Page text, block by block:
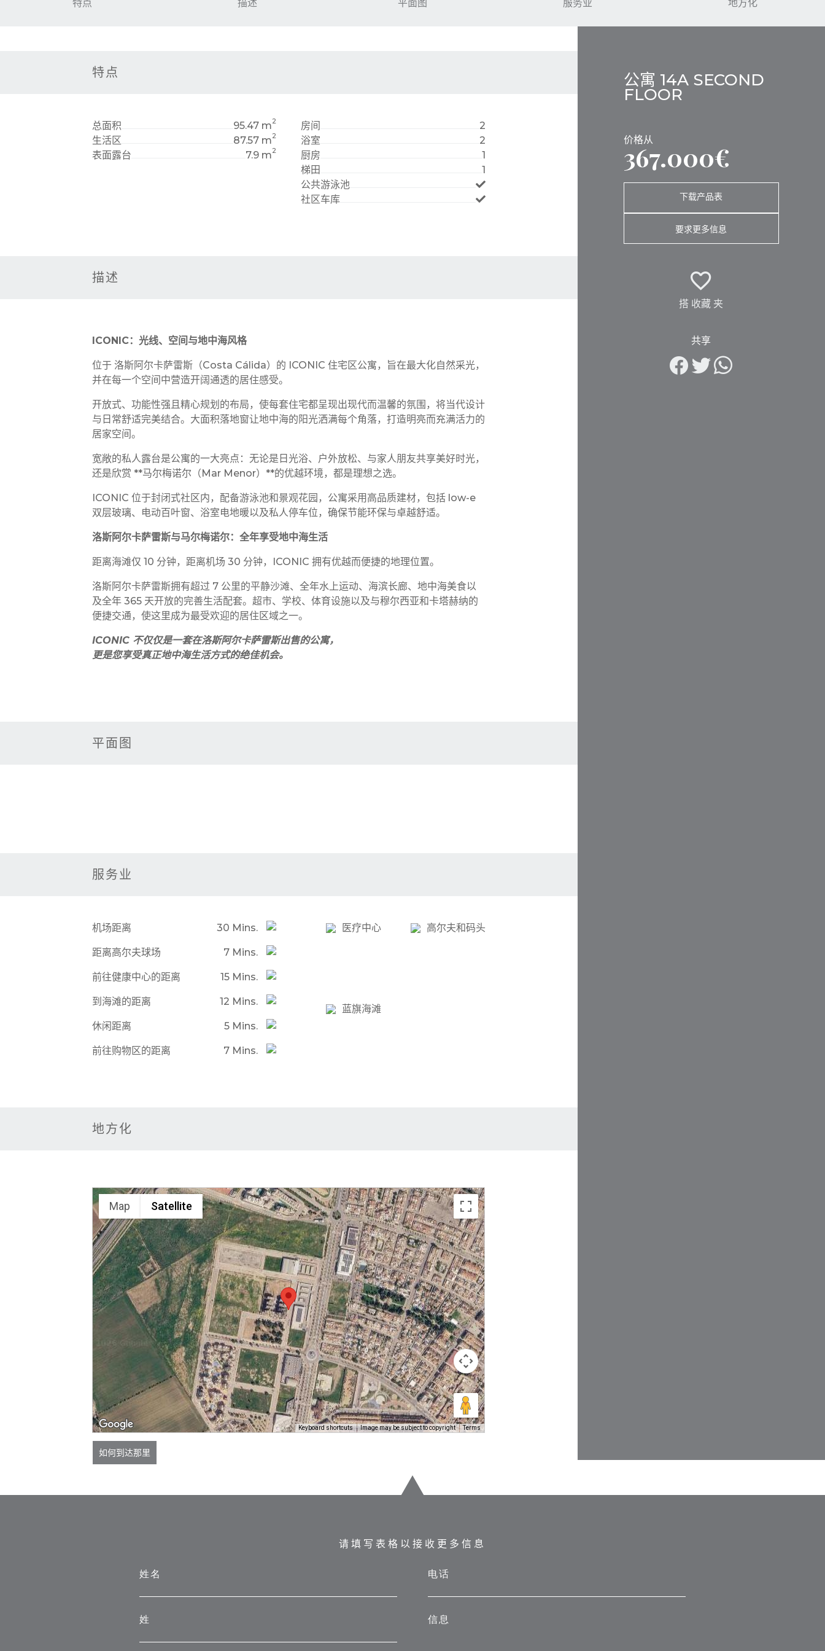
特点 描述 平面图 服务业 地方化
特点
总面积 95.47 m2
生活区 87.57 m2
表面露台 7.9 m2
房间
2
浴室
2
厨房
1
梯田
1
公共游泳池
社区车库
描述
ICONIC：光线、空间与地中海风格
位于 洛斯阿尔卡萨雷斯（Costa Cálida）的 ICONIC 住宅区公寓，旨在最大化自然采光，
并在每一个空间中营造开阔通透的居住感受。
开放式、功能性强且精心规划的布局，使每套住宅都呈现出现代而温馨的氛围，将当代设计
与日常舒适完美结合。大面积落地窗让地中海的阳光洒满每个角落，打造明亮而充满活力的
居家空间。
宽敞的私人露台是公寓的一大亮点：无论是日光浴、户外放松、与家人朋友共享美好时光，
还是欣赏 **马尔梅诺尔（Mar Menor）**的优越环境，都是理想之选。
ICONIC 位于封闭式社区内，配备游泳池和景观花园，公寓采用高品质建材，包括 low-e
双层玻璃、电动百叶窗、浴室电地暖以及私人停车位，确保节能环保与卓越舒适。
洛斯阿尔卡萨雷斯与马尔梅诺尔：全年享受地中海生活
距离海滩仅 10 分钟，距离机场 30 分钟，ICONIC 拥有优越而便捷的地理位置。
洛斯阿尔卡萨雷斯拥有超过 7 公里的平静沙滩、全年水上运动、海滨长廊、地中海美食以
及全年 365 天开放的完善生活配套。超市、学校、体育设施以及与穆尔西亚和卡塔赫纳的
便捷交通，使这里成为最受欢迎的居住区域之一。
ICONIC 不仅仅是一套在洛斯阿尔卡萨雷斯出售的公寓，
更是您享受真正地中海生活方式的绝佳机会。
平面图
服务业
机场距离 30 Mins.
距离高尔夫球场 7 Mins.
前往健康中心的距离 15 Mins.
到海滩的距离 12 Mins.
休闲距离 5 Mins.
前往购物区的距离 7 Mins.
医疗中心 高尔夫和码头
蓝旗海滩
地方化
Map Satellite
Keyboard shortcuts Image may be subject to copyright Terms
如何到达那里
公寓 14A SECOND
FLOOR
价格从
367.000€
下载产品表
要求更多信息
搭 收藏 夹
共享
请填写表格以接收更多信息
姓名
姓
电话
信息